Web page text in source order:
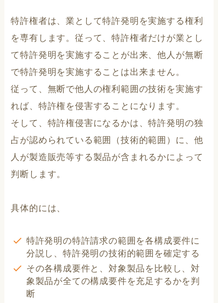
特許権者は、業として特許発明を実施する権利
を専有します。従って、特許権者だけが業とし
て特許発明を実施することが出来、他人が無断
で特許発明を実施することは出来ません。
従って、無断で他人の権利範囲の技術を実施す
れば、特許権を侵害することになります。
そして、特許権侵害になるかは、特許発明の独
占が認められている範囲（技術的範囲）に、他
人が製造販売等する製品が含まれるかによって
判断します。
具体的には、
特許発明の特許請求の範囲を各構成要件に
分説し、特許発明の技術的範囲を確定する
その各構成要件と、対象製品を比較し、対
象製品が全ての構成要件を充足するかを判
断